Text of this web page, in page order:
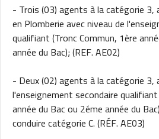
- Trois (03) agents à la catégorie 3,
en Plomberie avec niveau de
qualifiant (Tronc Commun, 1ère
année du Bac); (REF. AE02)
- Deux (02) agents à la catégorie 3,
l'enseignement secondaire
année du Bac ou 2éme année du
conduire catégorie C. (RÉF. AE03)